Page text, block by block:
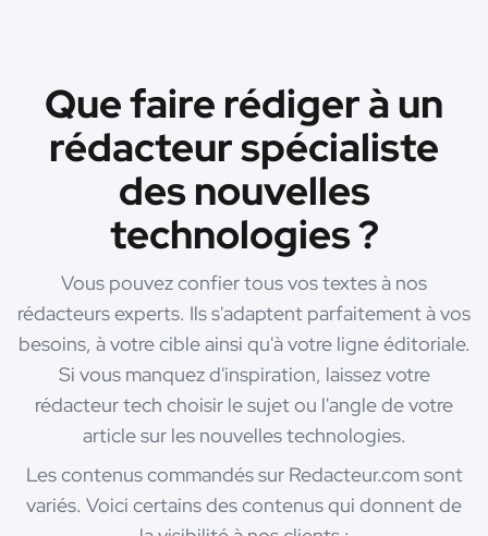
Que faire rédiger à un
rédacteur spécialiste
des nouvelles
technologies ?
Vous pouvez confier tous vos textes à nos
rédacteurs experts. Ils s'adaptent parfaitement à vos
besoins, à votre cible ainsi qu'à votre ligne éditoriale.
Si vous manquez d'inspiration, laissez votre
rédacteur tech choisir le sujet ou l'angle de votre
article sur les nouvelles technologies.
Les contenus commandés sur Redacteur.com sont
variés. Voici certains des contenus qui donnent de